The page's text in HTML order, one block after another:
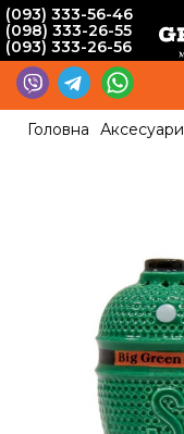
(093) 333-56-46
(098) 333-26-55
(093) 333-26-56
Головна Аксесуари